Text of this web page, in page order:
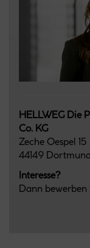
HELLWEG Die
Co. KG
Zeche Oespel 15
44149 Dortmund
Interesse?
Dann